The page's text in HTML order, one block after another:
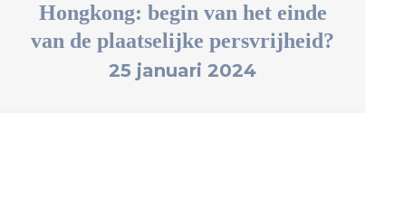
Hongkong: begin van het einde
van de plaatselijke persvrijheid?
25 januari 2024